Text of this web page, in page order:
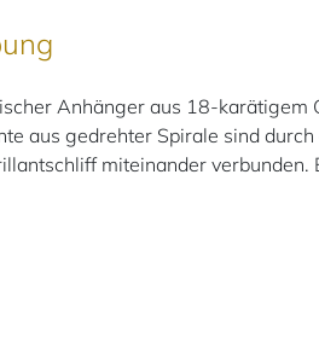
Anhänger aus 18-karätigem
aus gedrehter Spirale sind
miteinander verbunden.